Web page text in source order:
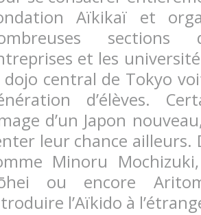
Aïkikaï et
sections
et les
dojo central de Tokyo
d’élèves.
d’un Japon
leur chance ailleurs.
Minoru
ou encore
l’Aïkido à